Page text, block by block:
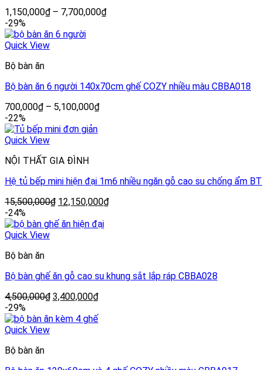
1,150,000₫ – 7,700,000₫
-29%
Quick View
Bộ bàn ăn
Bộ bàn ăn 6 người 140x70cm ghế COZY nhiều màu CBBA018
700,000₫ – 5,100,000₫
-22%
Quick View
NỘI THẤT GIA ĐÌNH
Hệ tủ bếp mini hiện đại 1m6 nhiều ngăn gỗ cao su chống ẩm
15,500,000₫ 12,150,000₫
-24%
Quick View
Bộ bàn ăn
Bộ bàn ghế ăn gỗ cao su khung sắt lắp ráp CBBA028
4,500,000₫ 3,400,000₫
-29%
Quick View
Bộ bàn ăn